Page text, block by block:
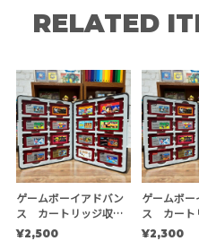
RELATED
ゲームボーイアドバン
ス カートリッジ収納
ケース
¥2,500
ゲームボ
ス カート
ケース ※
¥2,300